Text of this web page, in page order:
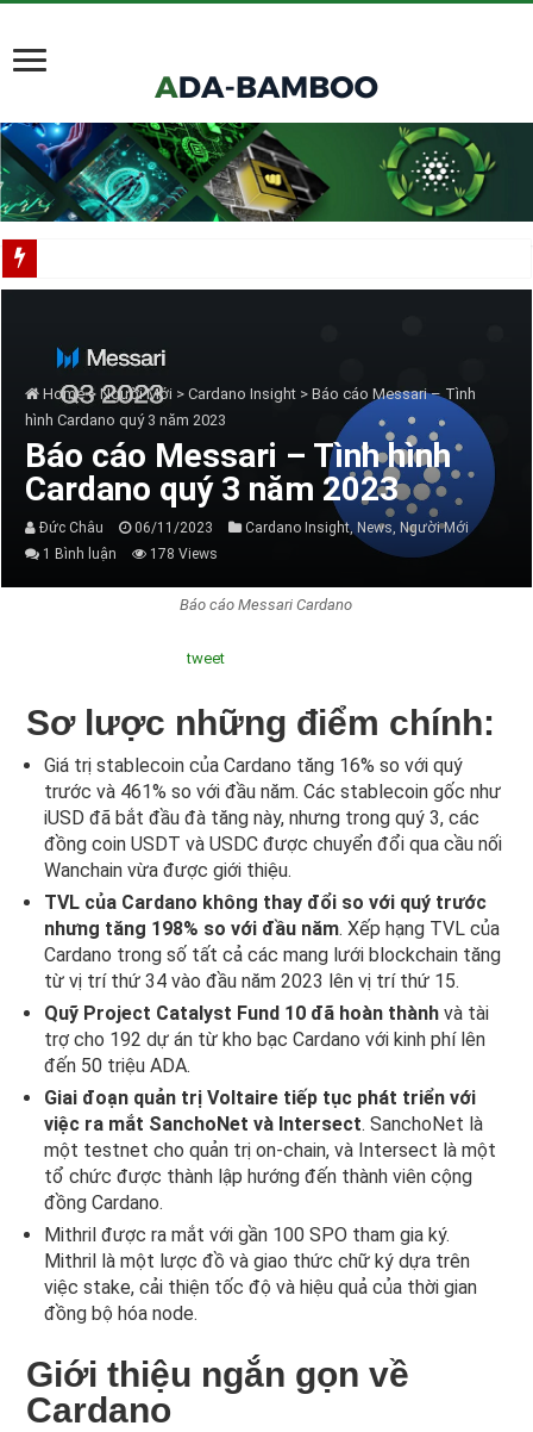
Cardano tại TOKEN2049 Singapore 2025
Input Output Tiên Phong Đổi Mới Hợp Đồng Thông Minh cho Bitcoin, Mở
Tầm nhìn của Charles Hoskinson về Cardano và Bitcoin DeFi
Home > Người Mới > Cardano Insight > Báo cáo Messari – Tình
hình Cardano quý 3 năm 2023
Báo cáo Messari – Tình hình
Cardano quý 3 năm 2023
Đức Châu 06/11/2023 Cardano Insight, News, Người Mới
1 Bình luận
178 Views
Báo cáo Messari Cardano
tweet
Sơ lược những điểm chính:
Giá trị stablecoin của Cardano tăng 16% so với quý
trước và 461% so với đầu năm. Các stablecoin gốc như
iUSD đã bắt đầu đà tăng này, nhưng trong quý 3, các
đồng coin USDT và USDC được chuyển đổi qua cầu nối
Wanchain vừa được giới thiệu.
TVL của Cardano không thay đổi so với quý trước
nhưng tăng 198% so với đầu năm. Xếp hạng TVL của
Cardano trong số tất cả các mang lưới blockchain tăng
từ vị trí thứ 34 vào đầu năm 2023 lên vị trí thứ 15.
Quỹ Project Catalyst Fund 10 đã hoàn thành và tài
trợ cho 192 dự án từ kho bạc Cardano với kinh phí lên
đến 50 triệu ADA.
Giai đoạn quản trị Voltaire tiếp tục phát triển với
việc ra mắt SanchoNet và Intersect. SanchoNet là
một testnet cho quản trị on-chain, và Intersect là một
tổ chức được thành lập hướng đến thành viên cộng
đồng Cardano.
Mithril được ra mắt với gần 100 SPO tham gia ký.
Mithril là một lược đồ và giao thức chữ ký dựa trên
việc stake, cải thiện tốc độ và hiệu quả của thời gian
đồng bộ hóa node.
Giới thiệu ngắn gọn về
Cardano